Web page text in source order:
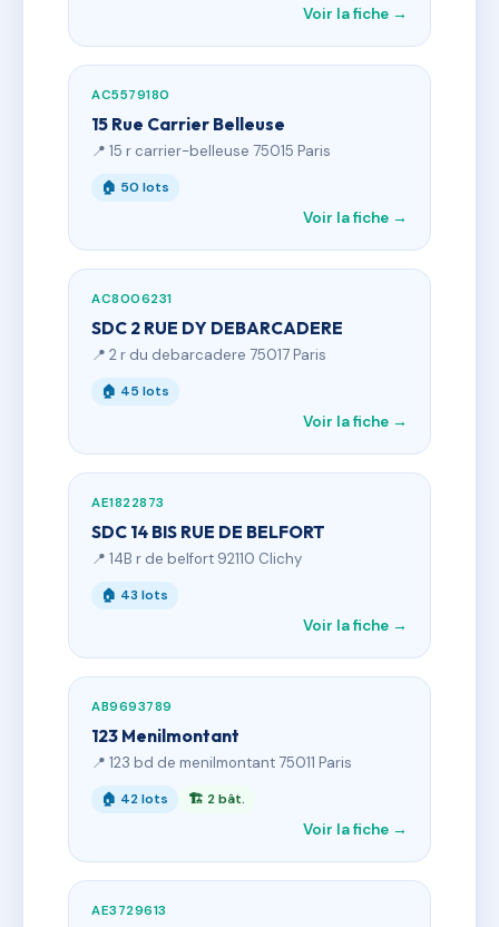
Voir la fiche →
AC5579180
15 Rue Carrier Belleuse
📍 15 r carrier-belleuse 75015 Paris
🏠 50 lots
Voir la fiche →
AC8006231
SDC 2 RUE DY DEBARCADERE
📍 2 r du debarcadere 75017 Paris
🏠 45 lots
Voir la fiche →
AE1822873
SDC 14 BIS RUE DE BELFORT
📍 14B r de belfort 92110 Clichy
🏠 43 lots
Voir la fiche →
AB9693789
123 Menilmontant
📍 123 bd de menilmontant 75011 Paris
🏠 42 lots 🏗 2 bât.
Voir la fiche →
AE3729613